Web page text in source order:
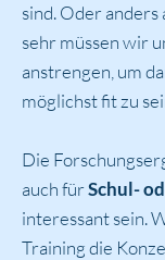
sind. Oder
sehr müssen wir
anstrengen, um
möglichst fit zu
Die
auch fürSchul-
interessant sein.
Training die